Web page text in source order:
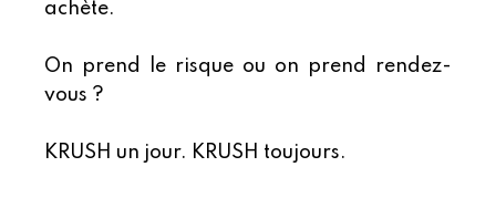
achète.
On prend le risque ou on prend rendez-
vous ?
KRUSH un jour. KRUSH toujours.